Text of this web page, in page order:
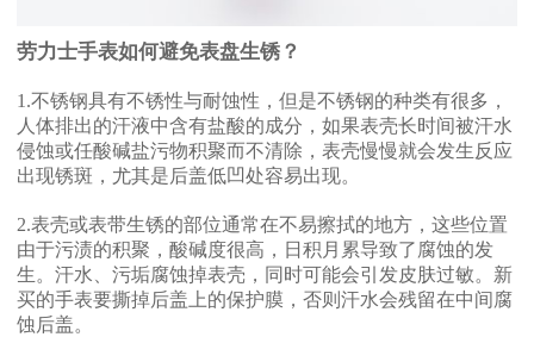
劳力士手表如何避免表盘生锈？
1.不锈钢具有不锈性与耐蚀性，但是不锈钢的种类有很多，
人体排出的汗液中含有盐酸的成分，如果表壳长时间被汗水
侵蚀或任酸碱盐污物积聚而不清除，表壳慢慢就会发生反应
出现锈斑，尤其是后盖低凹处容易出现。
2.表壳或表带生锈的部位通常在不易擦拭的地方，这些位置
由于污渍的积聚，酸碱度很高，日积月累导致了腐蚀的发
生。汗水、污垢腐蚀掉表壳，同时可能会引发皮肤过敏。新
买的手表要撕掉后盖上的保护膜，否则汗水会残留在中间腐
蚀后盖。